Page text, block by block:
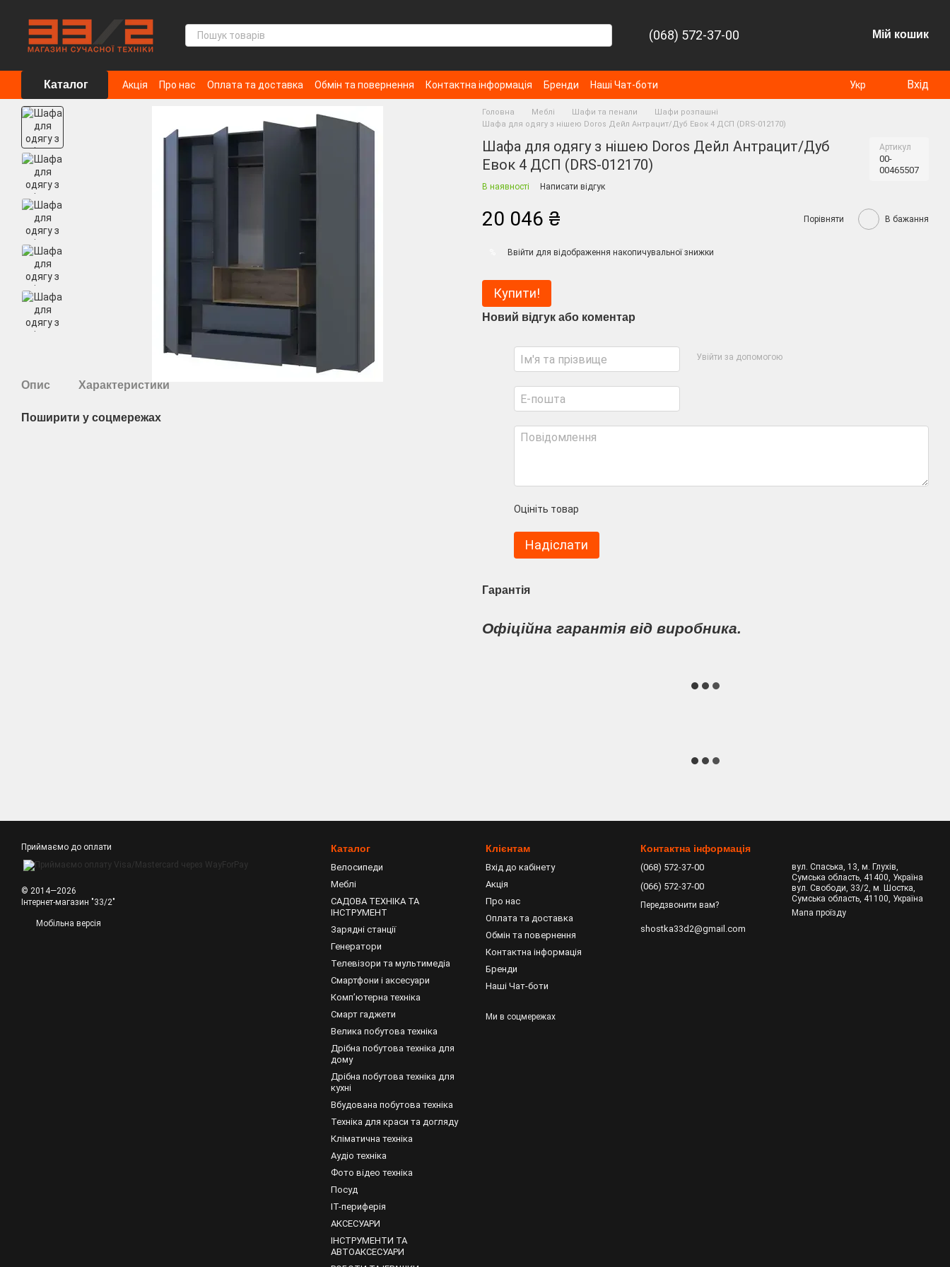
(068) 572-37-00 Мій кошик
Каталог Акція Про нас Оплата та доставка Обмін та повернення Контактна інформація Бренди Наші Чат-боти Укр Вхід
Опис Характеристики
Поширити у соцмережах
Головна Меблі Шафи та пенали
Шафи розпашні
Шафа для одягу з нішею Doros Дейл Антрацит/Дуб Евок 4 ДСП (DRS-012170)
Шафа для одягу з нішею Doros Дейл Антрацит/Дуб
Евок 4 ДСП (DRS-012170)
Артикул
00-
00465507
В наявності Написати відгук
20 046 ₴ Порівняти В бажання
Ввійти для відображення накопичувальної знижки
Купити!
Новий відгук або коментар
Увійти за допомогою
Оцініть товар
Надіслати
Гарантія
Офіційна гарантія від виробника.
Приймаємо до оплати
© 2014—2026
Інтернет-магазин "33/2"
Мобільна версія
Каталог
Велосипеди
Меблі
САДОВА ТЕХНІКА ТА
ІНСТРУМЕНТ
Зарядні станції
Генератори
Телевізори та мультимедіа
Смартфони і аксесуари
Компʼютерна техніка
Смарт гаджети
Велика побутова техніка
Дрібна побутова техніка для
дому
Дрібна побутова техніка для
кухні
Вбудована побутова техніка
Техніка для краси та догляду
Кліматична техніка
Аудіо техніка
Фото відео техніка
Посуд
IT-периферія
АКСЕСУАРИ
ІНСТРУМЕНТИ ТА
АВТОАКСЕСУАРИ
Клієнтам
Вхід до кабінету
Акція
Про нас
Оплата та доставка
Обмін та повернення
Контактна інформація
Бренди
Наші Чат-боти
Ми в соцмережах
Контактна інформація
(068) 572-37-00
(066) 572-37-00
Передзвонити вам?
shostka33d2@gmail.com
вул. Спаська, 13, м. Глухів,
Сумська область, 41400, Україна
вул. Свободи, 33/2, м. Шостка,
Сумська область, 41100, Україна
Мапа проїзду